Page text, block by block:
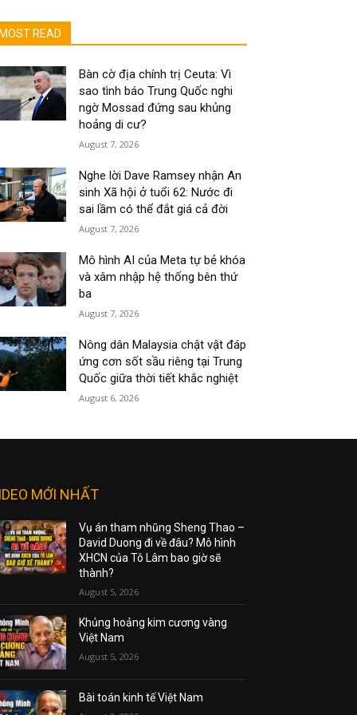
MOST READ
Bàn cờ địa chính trị Ceuta: Vì
sao tình báo Trung Quốc nghi
ngờ Mossad đứng sau khủng
hoảng di cư?
August 7, 2026
Nghe lời Dave Ramsey nhận An
sinh Xã hội ở tuổi 62: Nước đi
sai lầm có thể đắt giá cả đời
August 7, 2026
Mô hình AI của Meta tự bẻ khóa
và xâm nhập hệ thống bên thứ
ba
August 7, 2026
Nông dân Malaysia chật vật đáp
ứng cơn sốt sầu riêng tại Trung
Quốc giữa thời tiết khắc nghiệt
August 6, 2026
MỚI NHẤT
Vụ án tham nhũng Sheng Thao –
David Duong đi về đâu? Mô hình
XHCN của Tô Lâm bao giờ sẽ
thành?
August 5, 2026
Khủng hoảng kim cương vàng
Việt Nam
August 5, 2026
Bài toán kinh tế Việt Nam